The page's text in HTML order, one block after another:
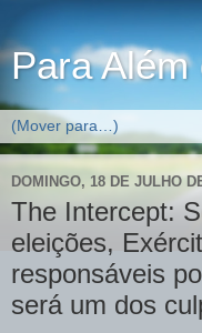
Para Além
DOMINGO, 18 DE JULHO
The Intercept:
eleições,
responsáveis
será um dos